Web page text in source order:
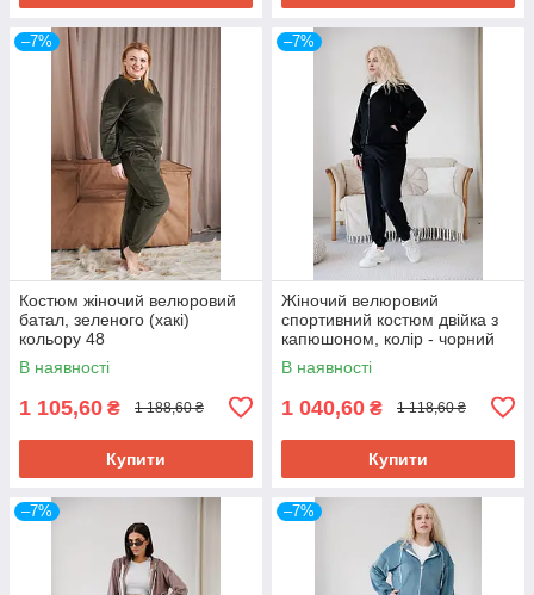
–7%
Костюм жіночий велюровий
батал, зеленого (хакі)
кольору 48
В наявності
1 105,60 ₴ 1 188,60 ₴
Купити
–7%
Жіночий велюровий
спортивний костюм двійка з
капюшоном, колір - чорний
48
В наявності
1 040,60 ₴ 1 118,60 ₴
Купити
–7% –7%